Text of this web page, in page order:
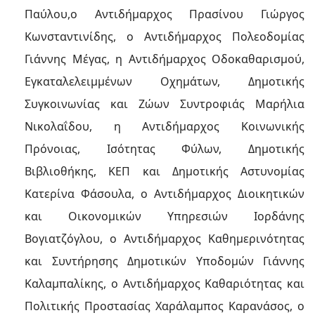
Παύλου,ο Αντιδήμαρχος Πρασίνου Γιώργος
Κωνσταντινίδης, ο Αντιδήμαρχος Πολεοδομίας
Γιάννης Μέγας, η Αντιδήμαρχος Οδοκαθαρισμού,
Εγκαταλελειμμένων Οχημάτων, Δημοτικής
Συγκοινωνίας και Ζώων Συντροφιάς Μαρήλια
Νικολαΐδου, η Αντιδήμαρχος Κοινωνικής
Πρόνοιας, Ισότητας Φύλων, Δημοτικής
Βιβλιοθήκης, ΚΕΠ και Δημοτικής Αστυνομίας
Κατερίνα Φάσουλα, ο Αντιδήμαρχος Διοικητικών
και Οικονομικών Υπηρεσιών Ιορδάνης
Βογιατζόγλου, ο Αντιδήμαρχος Καθημερινότητας
και Συντήρησης Δημοτικών Υποδομών Γιάννης
Καλαμπαλίκης, ο Αντιδήμαρχος Καθαριότητας και
Πολιτικής Προστασίας Χαράλαμπος Καρανάσος, ο